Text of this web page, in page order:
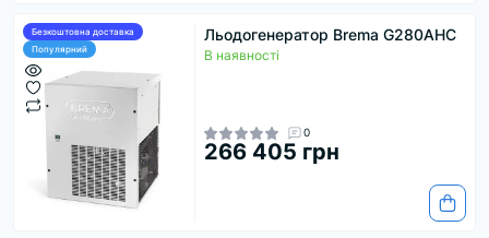
Безкоштовна доставка
Популярний
Льодогенератор Brema G280AHC
В наявності
0
266 405 грн